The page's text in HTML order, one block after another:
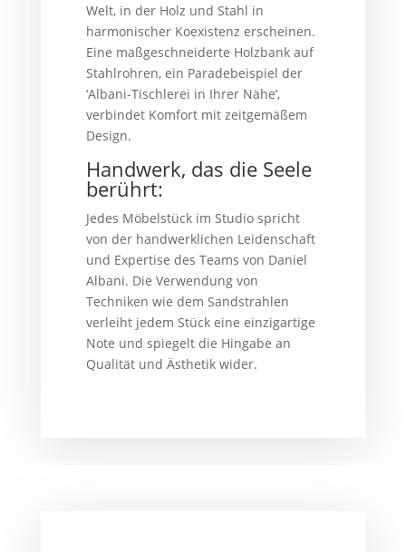
Welt, in der Holz und Stahl in
harmonischer Koexistenz erscheinen.
Eine maßgeschneiderte Holzbank auf
Stahlrohren, ein Paradebeispiel der
‘Albani-Tischlerei in Ihrer Nähe’,
verbindet Komfort mit zeitgemäßem
Design.
Handwerk, das die Seele
berührt:
Jedes Möbelstück im Studio spricht
von der handwerklichen Leidenschaft
und Expertise des Teams von Daniel
Albani. Die Verwendung von
Techniken wie dem Sandstrahlen
verleiht jedem Stück eine einzigartige
Note und spiegelt die Hingabe an
Qualität und Ästhetik wider.